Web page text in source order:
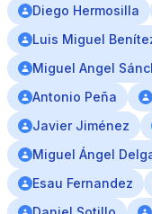
Diego Hermosilla
Luis Miguel
Miguel Angel
Antonio Peña
Javier Jiménez
Miguel Ángel
Esau Fernandez